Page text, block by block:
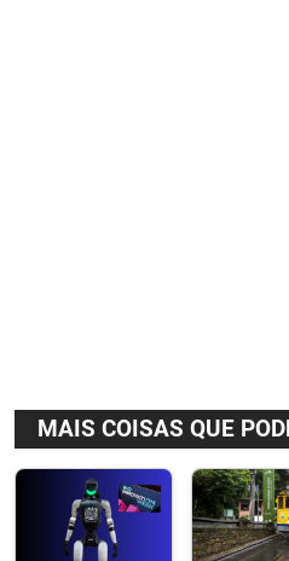
MAIS COISAS QUE